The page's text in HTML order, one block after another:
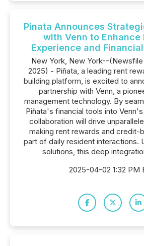
Pinata Announces
with Venn to Enhance
Experience and
New York, New York--
2025) - Piñata, a leading rent
building platform, is excited to
partnership with Venn, a
management technology. By
Piñata's financial tools into
collaboration will drive
making rent rewards and credit-
part of daily resident interactions.
solutions, this deep
2025-04-02 1:32 PM